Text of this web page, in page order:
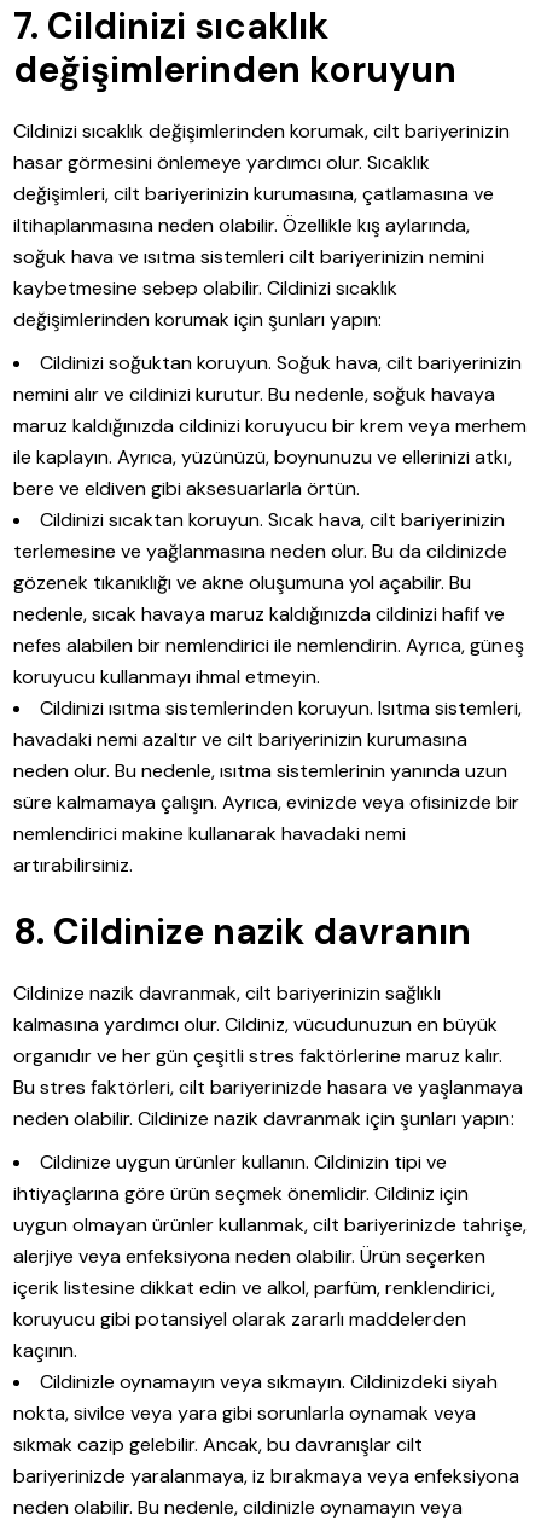
7. Cildinizi sıcaklık
değişimlerinden koruyun
Cildinizi sıcaklık değişimlerinden korumak, cilt bariyerinizin
hasar görmesini önlemeye yardımcı olur. Sıcaklık
değişimleri, cilt bariyerinizin kurumasına, çatlamasına ve
iltihaplanmasına neden olabilir. Özellikle kış aylarında,
soğuk hava ve ısıtma sistemleri cilt bariyerinizin nemini
kaybetmesine sebep olabilir. Cildinizi sıcaklık
değişimlerinden korumak için şunları yapın:
Cildinizi soğuktan koruyun. Soğuk hava, cilt bariyerinizin
nemini alır ve cildinizi kurutur. Bu nedenle, soğuk havaya
maruz kaldığınızda cildinizi koruyucu bir krem veya merhem
ile kaplayın. Ayrıca, yüzünüzü, boynunuzu ve ellerinizi atkı,
bere ve eldiven gibi aksesuarlarla örtün.
Cildinizi sıcaktan koruyun. Sıcak hava, cilt bariyerinizin
terlemesine ve yağlanmasına neden olur. Bu da cildinizde
gözenek tıkanıklığı ve akne oluşumuna yol açabilir. Bu
nedenle, sıcak havaya maruz kaldığınızda cildinizi hafif ve
nefes alabilen bir nemlendirici ile nemlendirin. Ayrıca, güneş
koruyucu kullanmayı ihmal etmeyin.
Cildinizi ısıtma sistemlerinden koruyun. Isıtma sistemleri,
havadaki nemi azaltır ve cilt bariyerinizin kurumasına
neden olur. Bu nedenle, ısıtma sistemlerinin yanında uzun
süre kalmamaya çalışın. Ayrıca, evinizde veya ofisinizde bir
nemlendirici makine kullanarak havadaki nemi
artırabilirsiniz.
8. Cildinize nazik davranın
Cildinize nazik davranmak, cilt bariyerinizin sağlıklı
kalmasına yardımcı olur. Cildiniz, vücudunuzun en büyük
organıdır ve her gün çeşitli stres faktörlerine maruz kalır.
Bu stres faktörleri, cilt bariyerinizde hasara ve yaşlanmaya
neden olabilir. Cildinize nazik davranmak için şunları yapın:
Cildinize uygun ürünler kullanın. Cildinizin tipi ve
ihtiyaçlarına göre ürün seçmek önemlidir. Cildiniz için
uygun olmayan ürünler kullanmak, cilt bariyerinizde tahrişe,
alerjiye veya enfeksiyona neden olabilir. Ürün seçerken
içerik listesine dikkat edin ve alkol, parfüm, renklendirici,
koruyucu gibi potansiyel olarak zararlı maddelerden
kaçının.
Cildinizle oynamayın veya sıkmayın. Cildinizdeki siyah
nokta, sivilce veya yara gibi sorunlarla oynamak veya
sıkmak cazip gelebilir. Ancak, bu davranışlar cilt
bariyerinizde yaralanmaya, iz bırakmaya veya enfeksiyona
neden olabilir. Bu nedenle, cildinizle oynamayın veya